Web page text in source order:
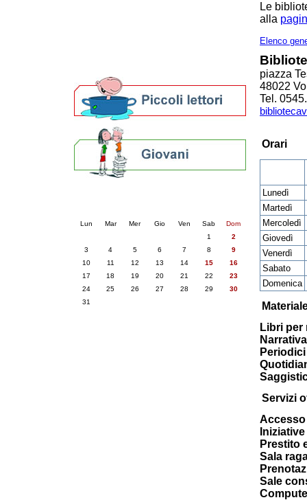
Le
alla
Elenco
piazza
48022
Tel.
Orari
Lunedì
Martedì
Mercoledì
Giovedì
Venerdì
Sabato
Domenica
Libri per
Narrativa
Servizi
Accesso
Prestito
Sala
Sale
Lun Mar Mer Gio Ven Sab
Dom
1
2
3
4 5 6 7 8
9
10
11 12 13 14 15
16
17
18 19 20 21 22
23
24
25 26 27 28 29
30
31